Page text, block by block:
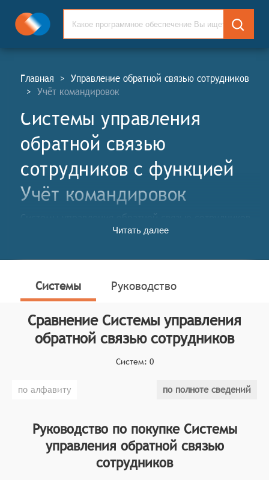
Главная > Управление обратной связью сотрудников
> Учёт командировок
Системы управления
обратной связью
сотрудников c функцией
Учёт командировок
Системы управления обратной связью сотрудников
(СУОС, англ. Employee Feedback Management
позволяют организациям собирать, анализировать и
Данные системы помогают создавать опросы,
распространять их, собирать ответы, анализировать
данные и визуализировать результаты.
Классификатор программных продуктов Соваре
для систем. Для того чтобы соответствовать
сотрудников, они должны иметь следующие
Поддержка различных типов обратной связи:
Возможность сбора и обработки как
поддерживающей, корректирующей, так и
Читать далее
Системы Руководство
Сравнение Системы управления
обратной связью сотрудников
Систем: 0
по алфавиту по полноте сведений
Руководство по покупке Системы
управления обратной связью
сотрудников